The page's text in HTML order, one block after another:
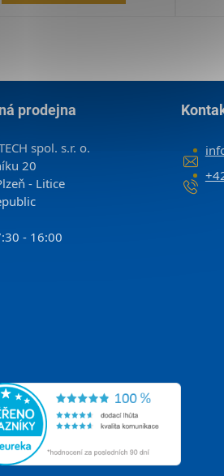
prodejna
spol. s.r. o.
20
- Litice
- 16:00